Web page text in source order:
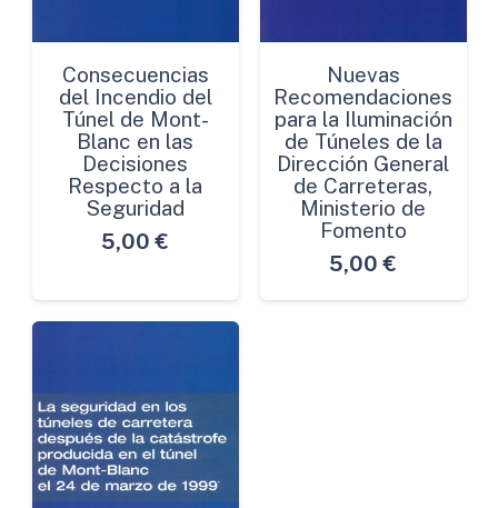
Consecuencias
del Incendio del
Túnel de Mont-
Blanc en las
Decisiones
Respecto a la
Seguridad
5,00 €
Nuevas
Recomendaciones
para la Iluminación
de Túneles de la
Dirección General
de Carreteras,
Ministerio de
Fomento
5,00 €